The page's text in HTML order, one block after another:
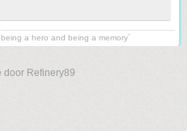
a hero and being a memory´
door Refinery89